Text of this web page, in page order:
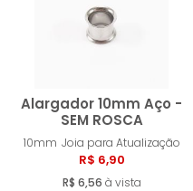
MAIOR PREÇO
Alargador 10mm Aço -
SEM ROSCA
10mm Joia para Atualização
R$ 6,90
R$ 6,56 à vista
Comprar